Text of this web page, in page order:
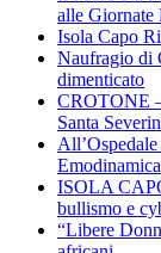
alle Giornate
Isola Capo
Naufragio di
dimenticato
CROTONE
Santa
Emodinamica
ISOLA
bullismo e
“Libere